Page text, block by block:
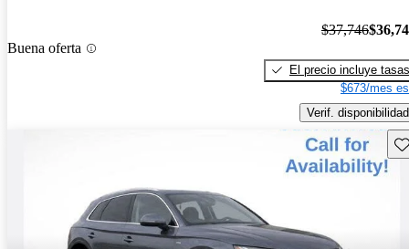
Buena oferta
$37,746
El precio incluye tasas
$673/mes
Verif. disponibilidad